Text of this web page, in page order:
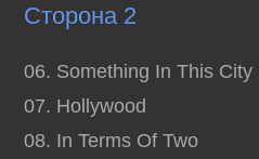
Сторона 2
06. Something In This City
07. Hollywood
08. In Terms Of Two